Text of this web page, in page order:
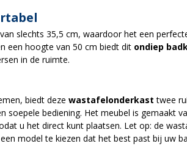
slechts 35,5 cm, waardoor het een
een hoogte van 50 cm biedt dit ondiep
in de ruimte.
biedt deze wastafelonderkast twee
bediening. Het meubel is gemaakt
u het direct kunt plaatsen. Let op: de
model te kiezen dat het best past bij uw